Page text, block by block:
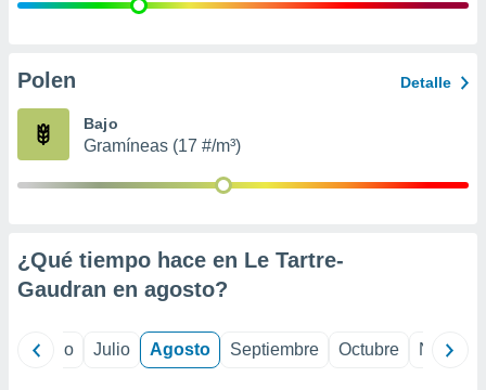
e
publicidad
Polen Detalle
Bajo
Gramíneas (17 #/m³)
¿Qué tiempo hace en Le Tartre-
Gaudran en agosto?
Junio Julio Agosto Septiembre Octubre